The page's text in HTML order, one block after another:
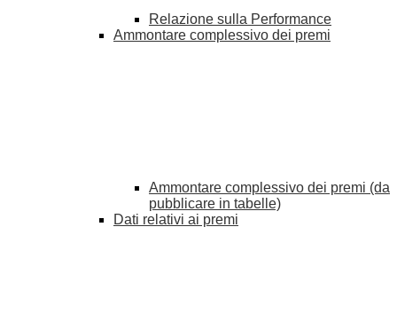
Relazione sulla Performance
Ammontare complessivo dei premi
Ammontare complessivo dei premi (da
pubblicare in tabelle)
Dati relativi ai premi